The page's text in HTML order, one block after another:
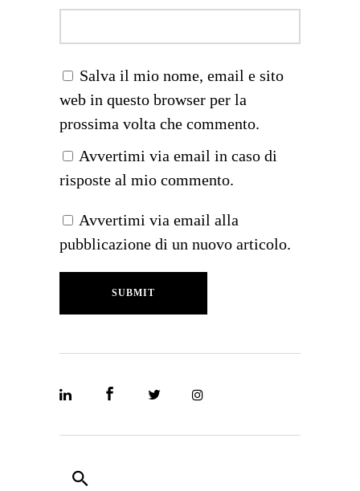
Salva il mio nome, email e sito
web in questo browser per la
prossima volta che commento.
Avvertimi via email in caso di
risposte al mio commento.
Avvertimi via email alla
pubblicazione di un nuovo articolo.
SUBMIT